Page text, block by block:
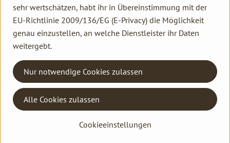
Herkunft
Hersteller: NIA
Deutschland
NICAMA
sehr wertschätzen, habt ihr in Übereinstimmung mit der
EU-Richtlinie 2009/136/EG (E-Privacy) die Möglichkeit
genau einzustellen, an welche Dienstleister ihr Daten
weitergebt.
Cookieeinstellungen
Nur notwendige Cookies zulassen
Alle Cookies zulassen